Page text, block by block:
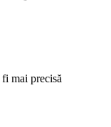
mai precisă